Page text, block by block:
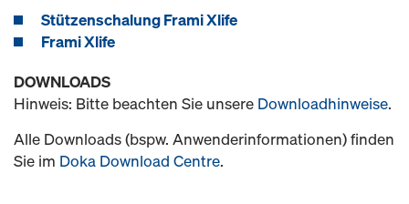
Stützenschalung Frami Xlife
Frami Xlife
DOWNLOADS
Hinweis: Bitte beachten Sie unsere Downloadhinweise.
Alle Downloads (bspw. Anwenderinformationen) finden
Sie im Doka Download Centre.